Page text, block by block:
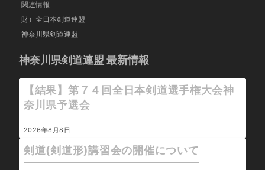
関連情報
財）全日本剣道連盟
神奈川県剣道連盟
神奈川県剣道連盟 最新情報
【結果】第７４回全日本剣道選手権大会神
奈川県予選会
2026年8月8日
剣道(剣道形)講習会の開催について